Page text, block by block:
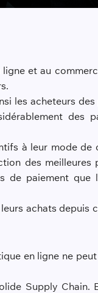
et au
les acheteurs des
des
à leur mode de
des meilleures
de paiement que
achats depuis
en ligne ne
Supply Chain.